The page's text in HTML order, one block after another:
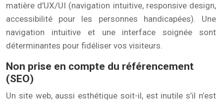
matière d’UX/UI (navigation intuitive, responsive design,
accessibilité pour les personnes handicapées). Une
navigation intuitive et une interface soignée sont
déterminantes pour fidéliser vos visiteurs.
Non prise en compte du référencement
(SEO)
Un site web, aussi esthétique soit-il, est inutile s’il n’est